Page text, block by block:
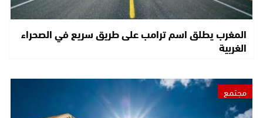
المغرب يطلق اسم ترامب على طريق سريع في الصحراء
الغربية
مجتمع